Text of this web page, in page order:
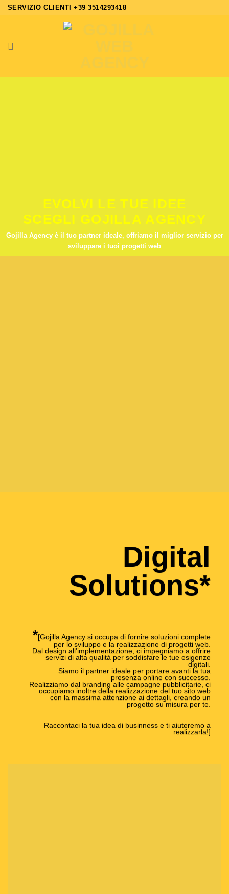
Salta
SERVIZIO CLIENTI +39 3514293418
EVOLVI LE TUE IDEE
SCEGLI GOJILLA AGENCY
Gojilla Agency è il tuo partner ideale, offriamo il miglior servizio per
sviluppare i tuoi progetti web
Digital
Solutions*
*[Gojilla Agency si occupa di fornire soluzioni complete
per lo sviluppo e la realizzazione di progetti web.
Dal design all’implementazione, ci impegniamo a offrire
servizi di alta qualità per soddisfare le tue esigenze
digitali.
Siamo il partner ideale per portare avanti la tua
presenza online con successo.
Realizziamo dal branding alle campagne pubblicitarie, ci
occupiamo inoltre della realizzazione del tuo sito web
con la massima attenzione ai dettagli, creando un
progetto su misura per te.
Raccontaci la tua idea di businness e ti aiuteremo a
realizzarla!]